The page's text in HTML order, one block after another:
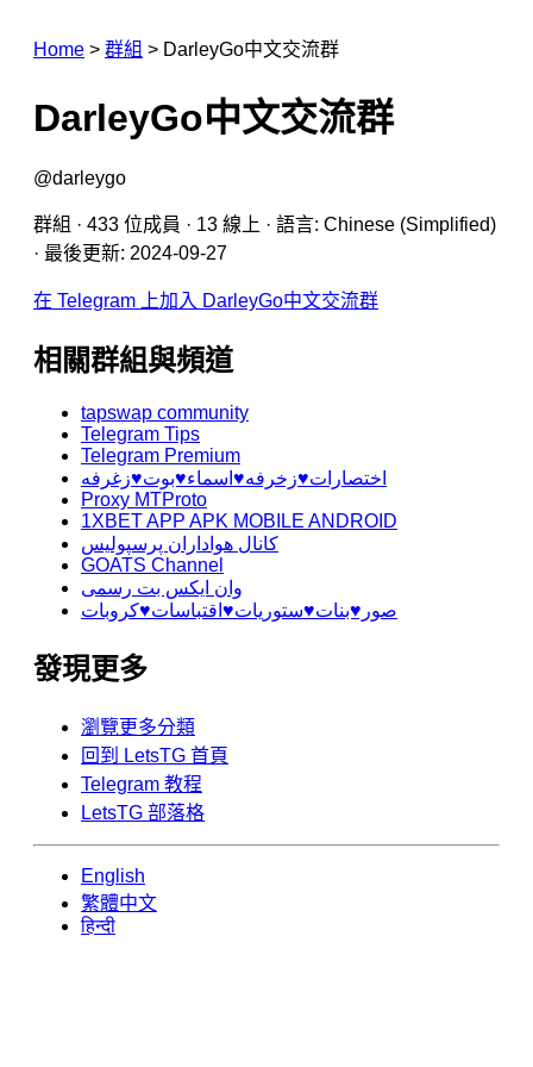
Home > 群組 > DarleyGo中文交流群
DarleyGo中文交流群
@darleygo
群組 · 433 位成員 · 13 線上 · 語言: Chinese (Simplified)
· 最後更新: 2024-09-27
在 Telegram 上加入 DarleyGo中文交流群
相關群組與頻道
tapswap community
Telegram Tips
Telegram Premium
اختصارات♥️زخرفه♥️اسماء♥️بوت♥️زغرفه
Proxy MTProto
1XBET APP APK MOBILE ANDROID
کانال هواداران پرسپولیس
GOATS Channel
وان ایکس بت رسمی
صور♥️بنات♥️ستوريات♥️اقتباسات♥️كروبات
發現更多
瀏覽更多分類
回到 LetsTG 首頁
Telegram 教程
LetsTG 部落格
English
繁體中文
हिन्दी